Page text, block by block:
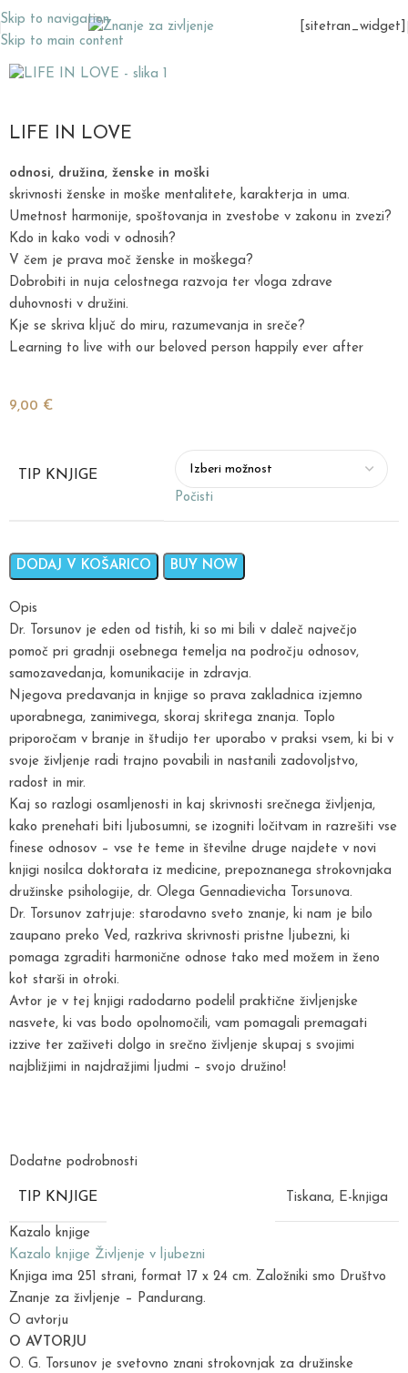
Skip to navigation
Skip to main content
[sitetran_widget]
LIFE IN LOVE
odnosi, družina, ženske in moški
skrivnosti ženske in moške mentalitete, karakterja in uma.
Umetnost harmonije, spoštovanja in zvestobe v zakonu in zvezi?
Kdo in kako vodi v odnosih?
V čem je prava moč ženske in moškega?
Dobrobiti in nuja celostnega razvoja ter vloga zdrave
duhovnosti v družini.
Kje se skriva ključ do miru, razumevanja in sreče?
Learning to live with our beloved person happily ever after
9,00 €
TIP KNJIGE
Počisti
DODAJ V KOŠARICO BUY NOW
Opis
Dr. Torsunov je eden od tistih, ki so mi bili v daleč največjo
pomoč pri gradnji osebnega temelja na področju odnosov,
samozavedanja, komunikacije in zdravja.
Njegova predavanja in knjige so prava zakladnica izjemno
uporabnega, zanimivega, skoraj skritega znanja. Toplo
priporočam v branje in študijo ter uporabo v praksi vsem, ki bi v
svoje življenje radi trajno povabili in nastanili zadovoljstvo,
radost in mir.
Kaj so razlogi osamljenosti in kaj skrivnosti srečnega življenja,
kako prenehati biti ljubosumni, se izogniti ločitvam in razrešiti vse
finese odnosov – vse te teme in številne druge najdete v novi
knjigi nosilca doktorata iz medicine, prepoznanega strokovnjaka
družinske psihologije, dr. Olega Gennadievicha Torsunova.
Dr. Torsunov zatrjuje: starodavno sveto znanje, ki nam je bilo
zaupano preko Ved, razkriva skrivnosti pristne ljubezni, ki
pomaga zgraditi harmonične odnose tako med možem in ženo
kot starši in otroki.
Avtor je v tej knjigi radodarno podelil praktične življenjske
nasvete, ki vas bodo opolnomočili, vam pomagali premagati
izzive ter zaživeti dolgo in srečno življenje skupaj s svojimi
najbližjimi in najdražjimi ljudmi – svojo družino!
Dodatne podrobnosti
TIP KNJIGE Tiskana, E-knjiga
Kazalo knjige
Kazalo knjige Življenje v ljubezni
Knjiga ima 251 strani, format 17 x 24 cm. Založniki smo Društvo
Znanje za življenje – Pandurang.
O avtorju
O AVTORJU
O. G. Torsunov je svetovno znani strokovnjak za družinske